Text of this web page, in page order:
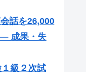
話を26,000
成果・失
１級２次試